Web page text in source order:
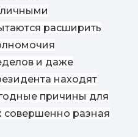
расширить
и даже
находят
причины для
совершенно разная